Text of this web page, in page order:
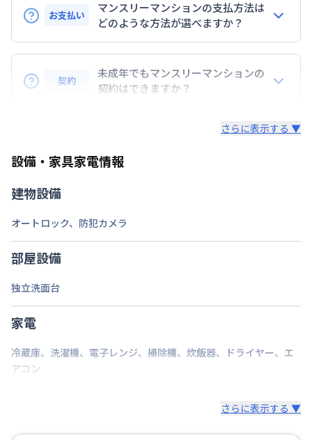
定員
2名
次回更新日
情報更新日より14日以内
お支払い
マンスリーマンションの支払方法は
どのような方法が選べますか？
BraTToの運営するマンスリーマンションのお支払い
は、指定口座へのお振込み・当社での現金払い、クレ
ジットカード払い（DCカード、VISAカード、Master
契約
未成年でもマンスリーマンションの
契約はできますか？
さらに表示する ▼
設備・家具家電情報
建物設備
オートロック、 防犯カメラ
部屋設備
独立洗面台
家電
冷蔵庫、 洗濯機、 電子レンジ、 掃除機、 炊飯器、 ドライヤー、 エ
アコン
さらに表示する ▼